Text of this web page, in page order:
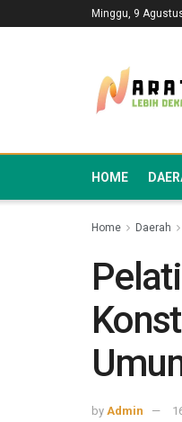
Minggu, 9
HOME
Home Daerah
by Admin